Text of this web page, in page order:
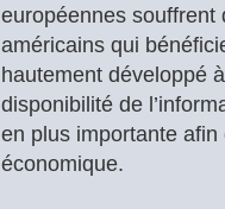
européennes souffrent
américains qui
hautement développé
disponibilité de
en plus importante
économique.